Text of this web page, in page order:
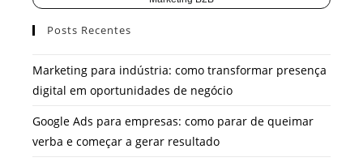
Posts Recentes
Marketing para indústria: como transformar presença
digital em oportunidades de negócio
Google Ads para empresas: como parar de queimar
verba e começar a gerar resultado